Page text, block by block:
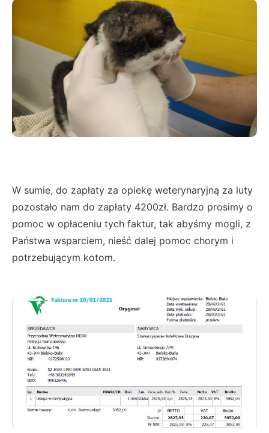
W sumie, do zapłaty za opiekę weterynaryjną za luty
pozostało nam do zapłaty 4200zł. Bardzo prosimy o
pomoc w opłaceniu tych faktur, tak abyśmy mogli, z
Państwa wsparciem, nieść dalej pomoc chorym i
potrzebującym kotom.